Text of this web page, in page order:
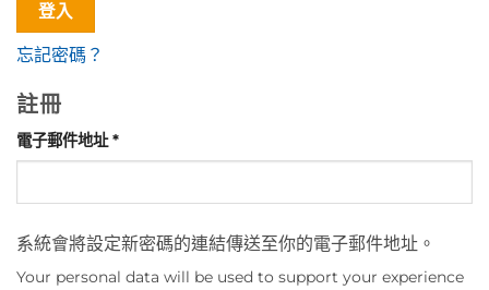
登入
忘記密碼？
註冊
電子郵件地址*必
填
系統會將設定新密碼的連結傳送至你的電子郵件地址。
Your personal data will be used to support your experience